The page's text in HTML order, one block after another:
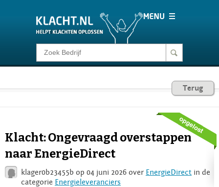
Klacht melden
Consumentenrecht
Voor Bedrijven
Login
Terug
Klacht: Ongevraagd overstappen
naar EnergieDirect
klager0b23455b op 04 juni 2026 over EnergieDirect in de
categorie Energieleveranciers